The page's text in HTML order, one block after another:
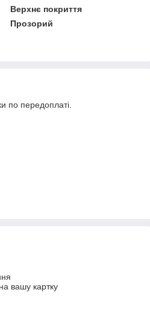
Верхнє покриття
Прозорий
по передоплаті.
вашу картку